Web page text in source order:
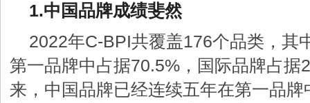
1.中国品牌成绩斐然
2022年C-BPI共覆盖176个品类，其
第一品牌中占据70.5%，国际品牌占据
来，中国品牌已经连续五年在第一品